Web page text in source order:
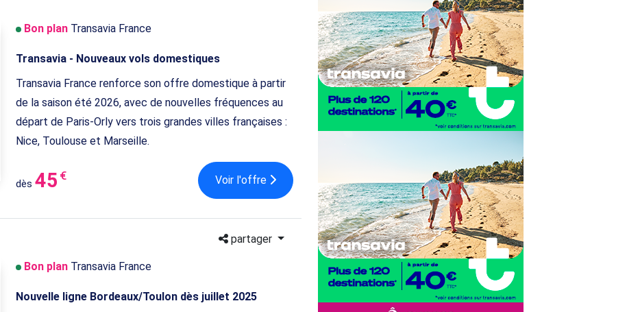
Bon planTransavia France
Transavia - Nouveaux vols domestiques
Transavia France renforce son offre domestique à partir
de la saison été 2026, avec de nouvelles fréquences au
départ de Paris-Orly vers trois grandes villes françaises :
Nice, Toulouse et Marseille.
dès 45 € Voir l'offre
partager
Bon planTransavia France
Nouvelle ligne Bordeaux/Toulon dès juillet 2025